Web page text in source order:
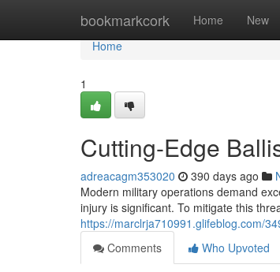
bookmarkcork Home New
Home
Home
1
Cutting-Edge
adreacagm353020 390 days ago
Modern military operations demand
injury is significant. To mitigate this
https://marclrja710991.glifeblog.com/
Comments
Who Upvoted